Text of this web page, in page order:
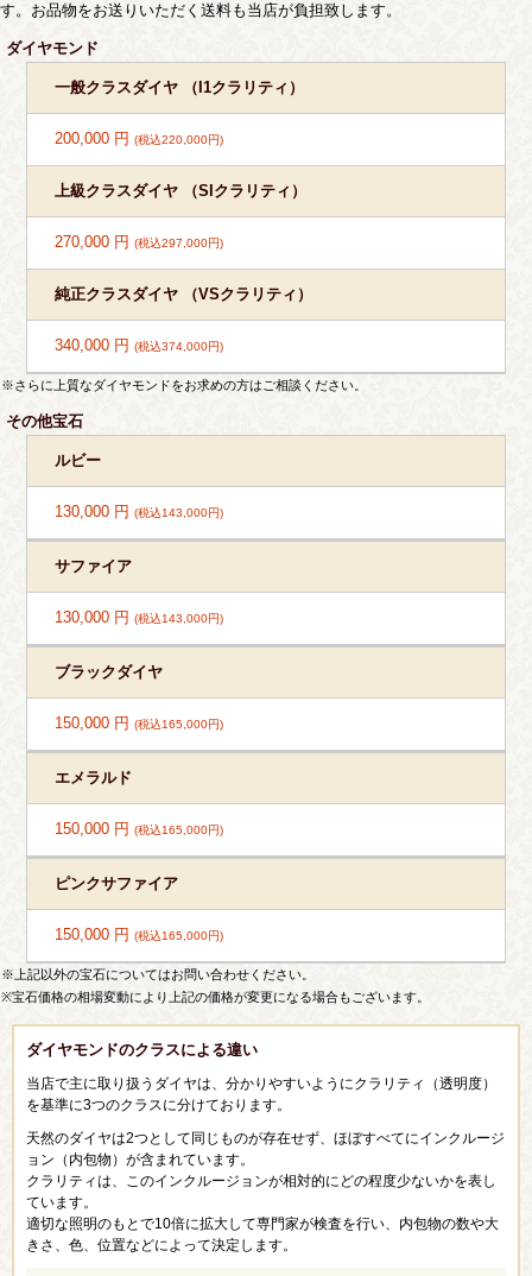
す。お品物をお送りいただく送料も当店が負担致します。
ダイヤモンド
一般クラスダイヤ （I1クラリティ）
200,000 円(税込220,000円)
上級クラスダイヤ （SIクラリティ）
270,000 円(税込297,000円)
純正クラスダイヤ （VSクラリティ）
340,000 円(税込374,000円)
※さらに上質なダイヤモンドをお求めの方はご相談ください。
その他宝石
ルビー
130,000 円(税込143,000円)
サファイア
130,000 円(税込143,000円)
ブラックダイヤ
150,000 円(税込165,000円)
エメラルド
150,000 円(税込165,000円)
ピンクサファイア
150,000 円(税込165,000円)
※上記以外の宝石についてはお問い合わせください。
※宝石価格の相場変動により上記の価格が変更になる場合もございます。
ダイヤモンドのクラスによる違い
当店で主に取り扱うダイヤは、分かりやすいようにクラリティ（透明度）
を基準に3つのクラスに分けております。
天然のダイヤは2つとして同じものが存在せず、ほぼすべてにインクルージ
ョン（内包物）が含まれています。
クラリティは、このインクルージョンが相対的にどの程度少ないかを表し
ています。
適切な照明のもとで10倍に拡大して専門家が検査を行い、内包物の数や大
きさ、色、位置などによって決定します。